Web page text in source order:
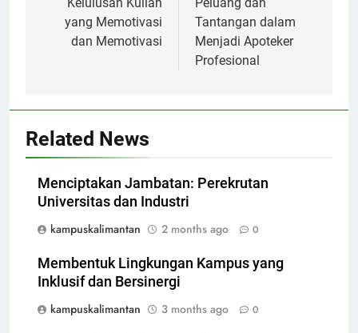
Kelulusan Kuliah
yang Memotivasi
dan Memotivasi
Peluang dan
Tantangan dalam
Menjadi Apoteker
Profesional
Related News
Menciptakan Jambatan: Perekrutan
Universitas dan Industri
kampuskalimantan
2 months ago 0
Membentuk Lingkungan Kampus yang
Inklusif dan Bersinergi
kampuskalimantan
3 months ago 0